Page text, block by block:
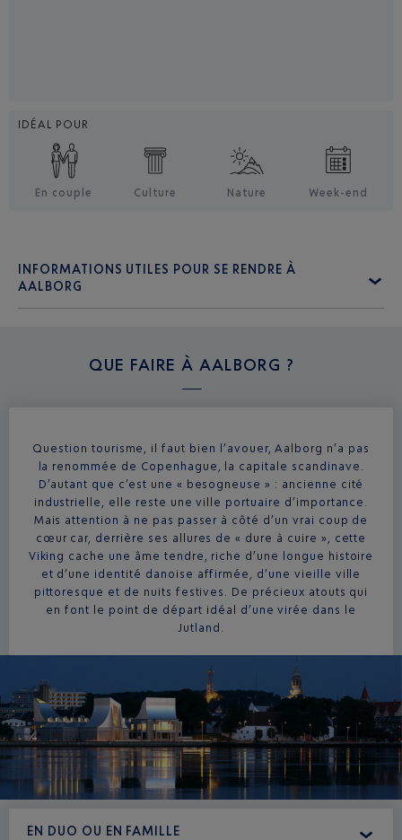
IDÉAL POUR
En couple Culture Nature Week-end
INFORMATIONS UTILES POUR SE RENDRE À
AALBORG
QUE FAIRE À AALBORG ?
Question tourisme, il faut bien l’avouer, Aalborg n’a pas
la renommée de Copenhague, la capitale scandinave.
D’autant que c’est une « besogneuse » : ancienne cité
industrielle, elle reste une ville portuaire d’importance.
Mais attention à ne pas passer à côté d’un vrai coup de
cœur car, derrière ses allures de « dure à cuire », cette
Viking cache une âme tendre, riche d’une longue histoire
et d’une identité danoise affirmée, d’une vieille ville
pittoresque et de nuits festives. De précieux atouts qui
en font le point de départ idéal d’une virée dans le
Jutland.
EN DUO OU EN FAMILLE